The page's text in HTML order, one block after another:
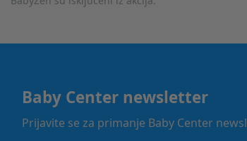
Baby Center newsletter
Prijavite se za primanje Baby Center